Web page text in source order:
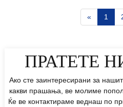
« 1
ПРАТЕТЕ
Ако сте заинтересирани за
какви прашања, ве молиме
Ќе ве контактираме веднаш по